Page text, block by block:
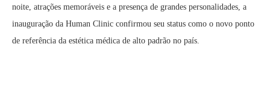
noite, atrações memoráveis e a presença de grandes personalidades, a
inauguração da Human Clinic confirmou seu status como o novo ponto
de referência da estética médica de alto padrão no país.